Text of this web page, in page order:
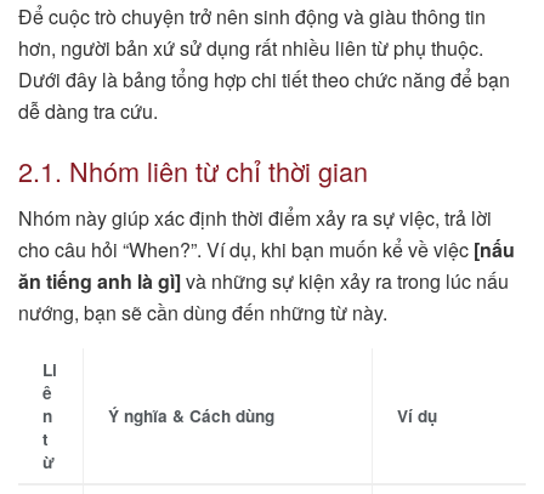
Để cuộc trò chuyện trở nên sinh động và giàu thông tin
hơn, người bản xứ sử dụng rất nhiều liên từ phụ thuộc.
Dưới đây là bảng tổng hợp chi tiết theo chức năng để bạn
dễ dàng tra cứu.
2.1. Nhóm liên từ chỉ thời gian
Nhóm này giúp xác định thời điểm xảy ra sự việc, trả lời
cho câu hỏi “When?”. Ví dụ, khi bạn muốn kể về việc [nấu
ăn tiếng anh là gì]và những sự kiện xảy ra trong lúc nấu
nướng, bạn sẽ cần dùng đến những từ này.
Li
ê
n
t
ừ
Ý nghĩa & Cách dùng Ví dụ